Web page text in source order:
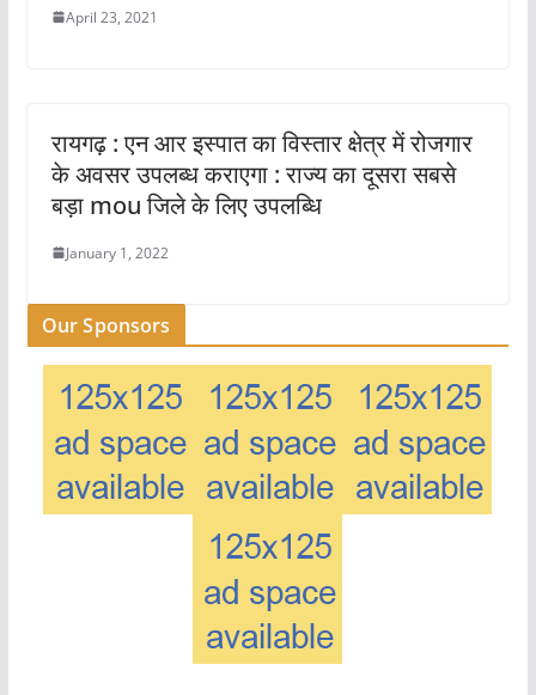
April 23, 2021
रायगढ़ : एन आर इस्पात का विस्तार क्षेत्र में रोजगार
के अवसर उपलब्ध कराएगा : राज्य का दूसरा सबसे
बड़ा mou जिले के लिए उपलब्धि
January 1, 2022
Our Sponsors